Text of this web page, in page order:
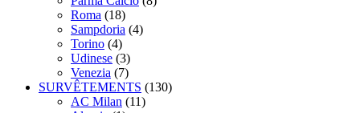
Roma (18)
Sampdoria (4)
Torino (4)
Udinese (3)
Venezia (7)
SURVÊTEMENTS (130)
AC Milan (11)